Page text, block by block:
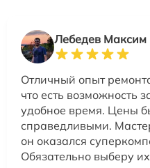
Лебедев Максим
Отличный опыт
что есть возможность
удобное время. Цены
справедливыми.
он оказался
Обязательно выберу